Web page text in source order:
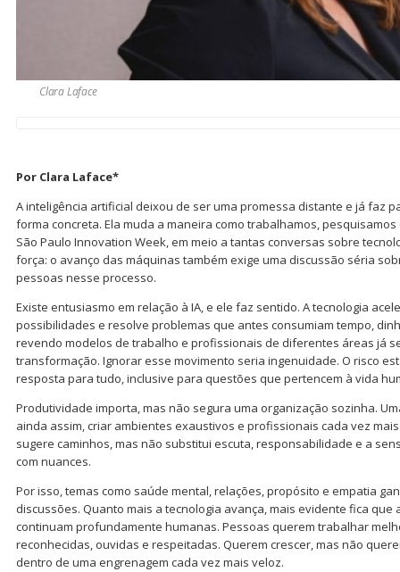
Clara Laface
Por Clara Laface*
A inteligência artificial deixou de ser uma promessa distante e já faz
forma concreta. Ela muda a maneira como trabalhamos,
São Paulo Innovation Week, em meio a tantas conversas sobre
força: o avanço das máquinas também exige uma discussão séria
pessoas nesse processo.
Existe entusiasmo em relação à IA, e ele faz sentido. A tecnologia
possibilidades e resolve problemas que antes consumiam tempo,
revendo modelos de trabalho e profissionais de diferentes áreas já
transformação. Ignorar esse movimento seria ingenuidade. O risco
resposta para tudo, inclusive para questões que pertencem à vida
Produtividade importa, mas não segura uma organização sozinha.
ainda assim, criar ambientes exaustivos e profissionais cada vez
sugere caminhos, mas não substitui escuta, responsabilidade e a
com nuances.
Por isso, temas como saúde mental, relações, propósito e empatia
discussões. Quanto mais a tecnologia avança, mais evidente fica que
continuam profundamente humanas. Pessoas querem trabalhar
reconhecidas, ouvidas e respeitadas. Querem crescer, mas não
dentro de uma engrenagem cada vez mais veloz.